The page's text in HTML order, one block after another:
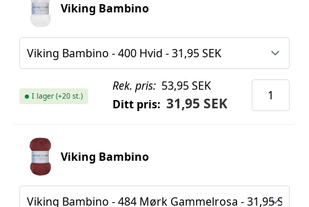
Viking Bambino
Rek. pris: 53,95 SEK
Ditt pris: 31,95 SEK
I lager (+20 st.)
Viking Bambino